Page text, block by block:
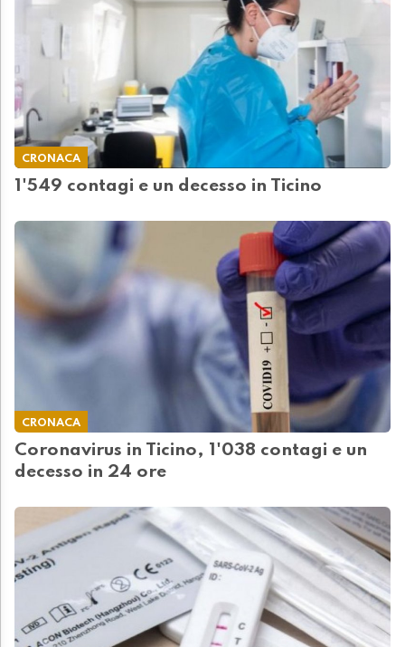
CRONACA
1'549 contagi e un decesso in Ticino
CRONACA
Coronavirus in Ticino, 1'038 contagi e un
decesso in 24 ore